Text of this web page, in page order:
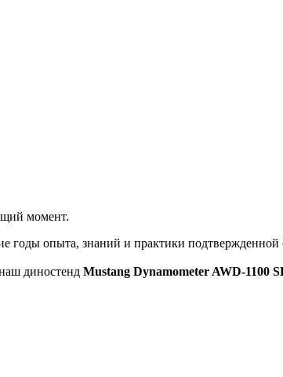
момент.
опыта, знаний и практики
диностенд Mustang Dynamometer AWD-1100